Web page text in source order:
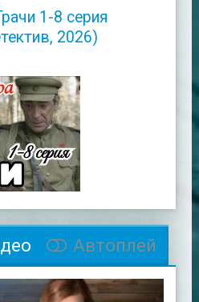
1-8 серия
2026)
Автоплей